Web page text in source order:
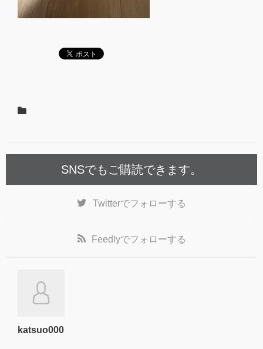
SNSでもご購読できます。
Twitterでフォローする
Feedlyでフォローする
katsuo000